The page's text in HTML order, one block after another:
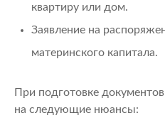
квартиру или дом.
Заявление на
материнского капитала.
При подготовке
на следующие нюансы: